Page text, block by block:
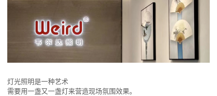
灯光照明是一种艺术
需要用一盏又一盏灯来营造现场氛围效果。